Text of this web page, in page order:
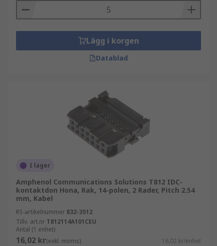
Lägg i korgen
Datablad
I lager
Amphenol Communications Solutions T812 IDC-
kontaktdon Hona, Rak, 14-polen, 2 Rader, Pitch 2.54
mm, Kabel
RS-artikelnummer 832-3512
Tillv. art.nr T812114A101CEU
Antal (1 enhet)
16,02 kr(exkl. moms) 16,02 kr/enhet